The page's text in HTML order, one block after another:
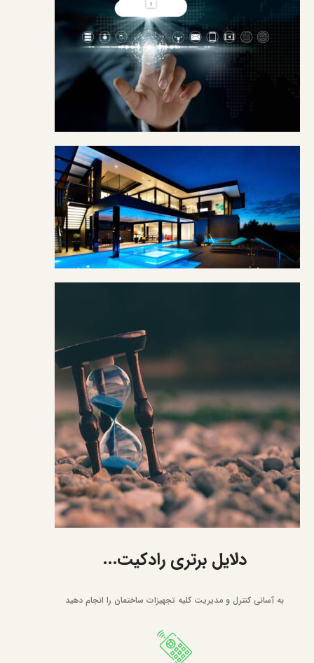
دلایل برتری رادکیت...
به آسانی کنترل و مدیریت کلیه تجهیزات ساختمان را انجام دهید
سناریو پذیری
امنیت بالا